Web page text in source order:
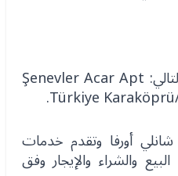
يقع المكتب في منطقة كارا كوبرو وتحديداً في العنوان التالي: Acar Apt‏ Şenevler
أورفا وتقدم خدمات
والشراء والإيجار وفق